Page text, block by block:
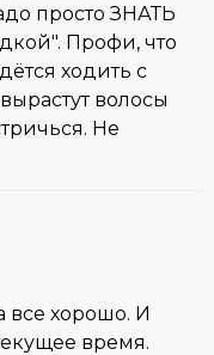
просто ЗНАТЬ
Профи, что
ходить с
волосы
Не
все хорошо. И
время.